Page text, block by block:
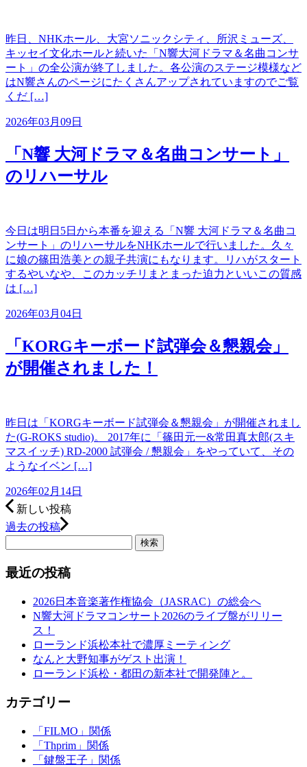
昨日、NHKホール、大宮ソニックシティ、所沢ミューズ、
キッセイ文化ホールと続いた「N響大河ドラマ＆名曲コンサ
ート」の全公演が終了しました。各公演のステージ模様など
はN響さんのページにたくさんアップされていますのでご覧
くだ […]
2026年03月09日
「N響 大河ドラマ＆名曲コンサート」
のリハーサル
今日は明日5日から本番を迎える「N響 大河ドラマ＆名曲コ
ンサート」のリハーサルをNHKホールで行いました。久々
に娘の篠田浩美との親子共演にもなります。リハがスタート
するやいなや、このカッチリまとまった迫力といいこの質感
は […]
2026年03月04日
「KORGキーボード試弾会＆懇親会」
が開催されました！
昨日は「KORGキーボード試弾会＆懇親会」が開催されまし
た(G-ROKS studio)。 2017年に「篠田元一&常田真太郎(スキ
マスイッチ) RD-2000 試弾会 / 懇親会」をやっていて、その
ようなイベン […]
2026年02月14日
新しい投稿
過去の投稿
検索
最近の投稿
2026日本音楽著作権協会（JASRAC）の総会へ
N響大河ドラマコンサート2026のライブ盤がリリー
ス！
ローランド浜松本社で濃厚ミーティング
なんと大野知事がゲスト出演！
ローランド浜松・都田の新本社で開発陣と。
カテゴリー
「FILMO」関係
「Thprim」関係
「鍵盤王子」関係